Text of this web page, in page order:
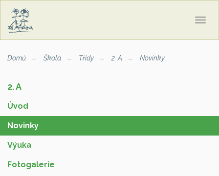
Domů Škola Třídy 2. A Novinky
2. A
Úvod
Novinky
Výuka
Fotogalerie